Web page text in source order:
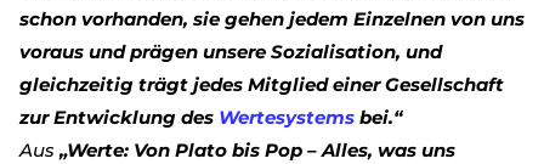
schon vorhanden, sie gehen jedem Einzelnen von uns
voraus und prägen unsere Sozialisation, und
gleichzeitig trägt jedes Mitglied einer Gesellschaft
zur Entwicklung des Wertesystems bei.“
Aus „Werte: Von Plato bis Pop – Alles, was uns